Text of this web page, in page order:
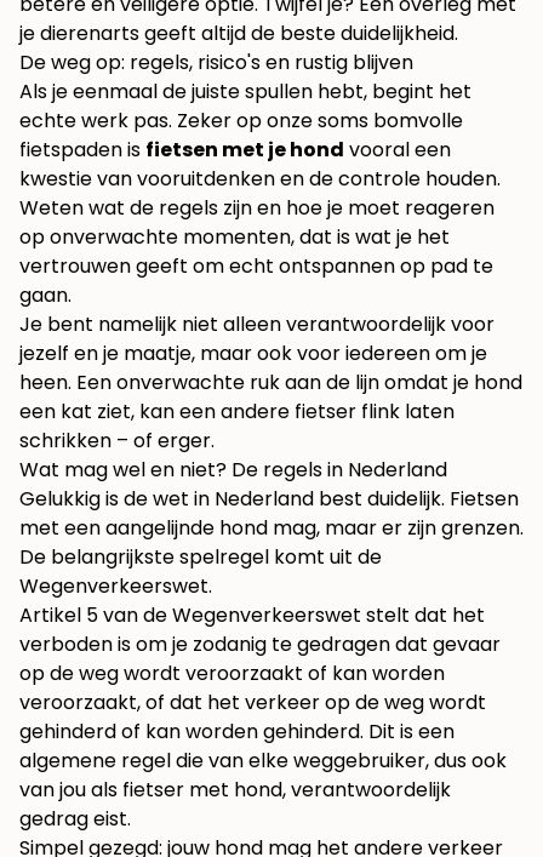
je dierenarts geeft altijd de beste duidelijkheid.
De weg op: regels, risico's en rustig blijven
Als je eenmaal de juiste spullen hebt, begint het
echte werk pas. Zeker op onze soms bomvolle
fietspaden is fietsen met je hond vooral een
kwestie van vooruitdenken en de controle houden.
Weten wat de regels zijn en hoe je moet reageren
op onverwachte momenten, dat is wat je het
vertrouwen geeft om echt ontspannen op pad te
gaan.
Je bent namelijk niet alleen verantwoordelijk voor
jezelf en je maatje, maar ook voor iedereen om je
heen. Een onverwachte ruk aan de lijn omdat je hond
een kat ziet, kan een andere fietser flink laten
schrikken – of erger.
Wat mag wel en niet? De regels in Nederland
Gelukkig is de wet in Nederland best duidelijk. Fietsen
met een aangelijnde hond mag, maar er zijn grenzen.
De belangrijkste spelregel komt uit de
Wegenverkeerswet.
Artikel 5 van de Wegenverkeerswet stelt dat het
verboden is om je zodanig te gedragen dat gevaar
op de weg wordt veroorzaakt of kan worden
veroorzaakt, of dat het verkeer op de weg wordt
gehinderd of kan worden gehinderd. Dit is een
algemene regel die van elke weggebruiker, dus ook
van jou als fietser met hond, verantwoordelijk
gedrag eist.
Simpel gezegd: jouw hond mag het andere verkeer